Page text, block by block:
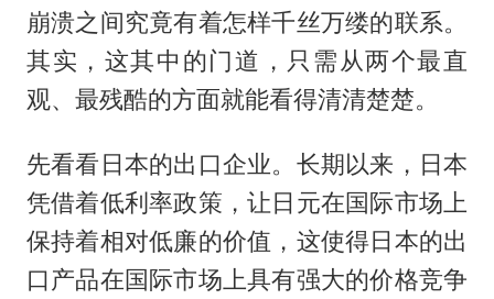
崩溃之间究竟有着怎样千丝万缕的联系。
其实，这其中的门道，只需从两个最直
观、最残酷的方面就能看得清清楚楚。
先看看日本的出口企业。长期以来，日本
凭借着低利率政策，让日元在国际市场上
保持着相对低廉的价值，这使得日本的出
口产品在国际市场上具有强大的价格竞争